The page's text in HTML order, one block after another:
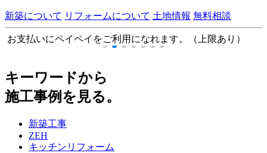
新築について リフォームについて 土地情報 無料相談
お支払いにペイペイをご利用になれます。（上限あり）
キーワードから
施工事例を見る。
新築工事
ZEH
キッチンリフォーム